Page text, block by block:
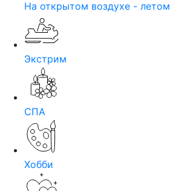
На открытом воздухе - летом
Экстрим
СПА
Хобби